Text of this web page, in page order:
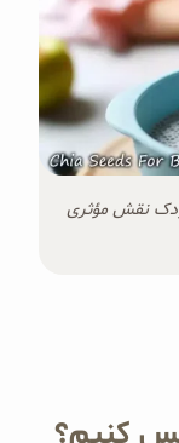
در رشد کودک نقش مؤثری